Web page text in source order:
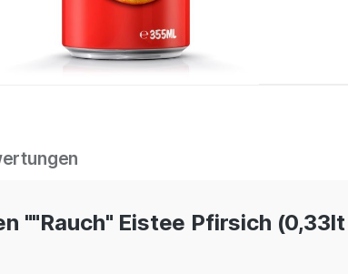
""Rauch" Eistee Pfirsich